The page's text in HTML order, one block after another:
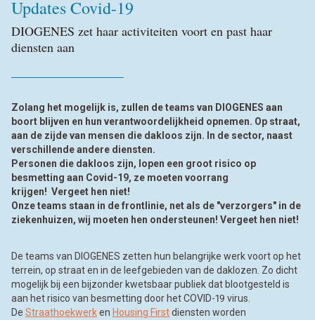
Updates Covid-19
DIOGENES zet haar activiteiten voort en past haar
diensten aan
Zolang het mogelijk is, zullen de teams van DIOGENES aan
boort blijven en hun verantwoordelijkheid opnemen. Op straat,
aan de zijde van mensen die dakloos zijn. In de sector, naast
verschillende andere diensten.
Personen die dakloos zijn, lopen een groot risico op
besmetting aan Covid-19, ze moeten voorrang
krijgen! Vergeet hen niet!
Onze teams staan in de frontlinie, net als de "verzorgers" in de
ziekenhuizen, wij moeten hen ondersteunen! Vergeet hen niet!
De teams van DIOGENES zetten hun belangrijke werk voort op het
terrein, op straat en in de leefgebieden van de daklozen. Zo dicht
mogelijk bij een bijzonder kwetsbaar publiek dat blootgesteld is
aan het risico van besmetting door het COVID-19 virus.
De Straathoekwerken Housing Firstdiensten worden